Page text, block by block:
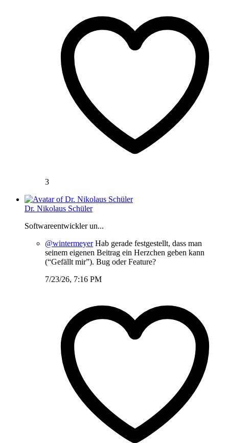
3
Dr. Nikolaus Schüler
Softwareentwickler un...
@wintermeyerHab gerade festgestellt, dass man
seinem eigenen Beitrag ein Herzchen geben kann
(“Gefällt mir”). Bug oder Feature?
7/23/26, 7:16 PM